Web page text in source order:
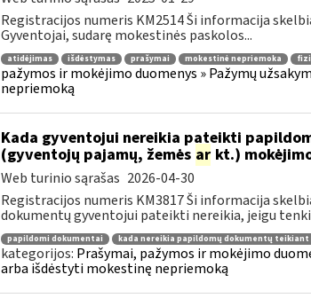
Registracijos numeris KM2514 Ši informacija
Gyventojai, sudarę mokestinės paskolos...
atidėjimas išdėstymas prašymai mokestinė nepriemoka
pažymos ir mokėjimo duomenys » Pažymų
nepriemoką
Kada gyventojui nereikia pateikti
(gyventojų pajamų, žemės arkt.)
Web turinio sąrašas 2026-04-30
Registracijos numeris KM3817 Ši informacija
dokumentų gyventojui pateikti nereikia, jeigu
papildomi dokumentai kada nereikia papildomų dokumentų teikiant
kategorijos: Prašymai, pažymos ir mokėjimo
arba išdėstyti mokestinę nepriemoką